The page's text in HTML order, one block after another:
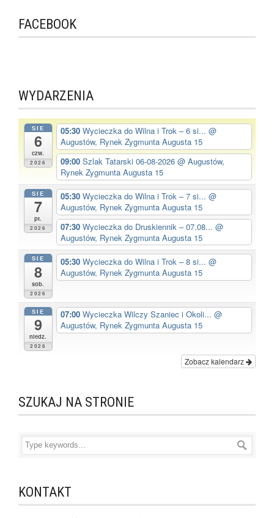
FACEBOOK
WYDARZENIA
SIE
6
czw.
2026
05:30 Wycieczka do Wilna i Trok – 6 si... @
Augustów, Rynek Zygmunta Augusta 15
09:00 Szlak Tatarski 06-08-2026 @ Augustów,
Rynek Zygmunta Augusta 15
SIE
7
pt.
2026
05:30 Wycieczka do Wilna i Trok – 7 si... @
Augustów, Rynek Zygmunta Augusta 15
07:30 Wycieczka do Druskiennik – 07.08... @
Augustów, Rynek Zygmunta Augusta 15
SIE
8
sob.
2026
05:30 Wycieczka do Wilna i Trok – 8 si... @
Augustów, Rynek Zygmunta Augusta 15
SIE
9
niedz.
2026
07:00 Wycieczka Wilczy Szaniec i Okoli... @
Augustów, Rynek Zygmunta Augusta 15
Zobacz kalendarz
SZUKAJ NA STRONIE
KONTAKT